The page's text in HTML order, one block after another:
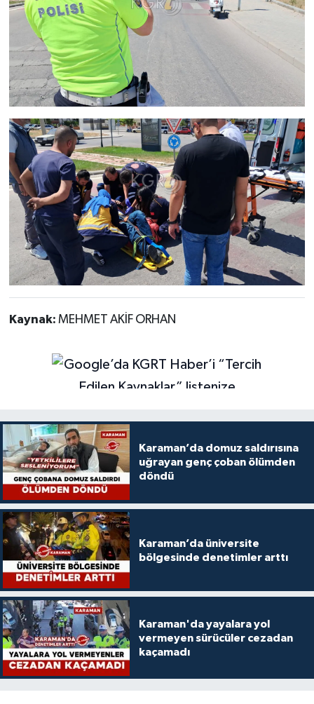
Kaynak: MEHMET AKİF ORHAN
Karaman’da domuz saldırısına
uğrayan genç çoban ölümden
döndü
Karaman’da üniversite
bölgesinde denetimler arttı
Karaman'da yayalara yol
vermeyen sürücüler cezadan
kaçamadı